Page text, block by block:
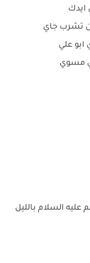
ايدك
تشرب جاي
علي
مسوي
السلام بالليل